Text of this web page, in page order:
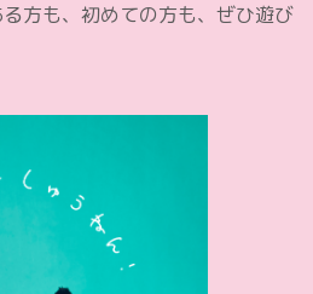
方も、初めての方も、ぜひ遊び